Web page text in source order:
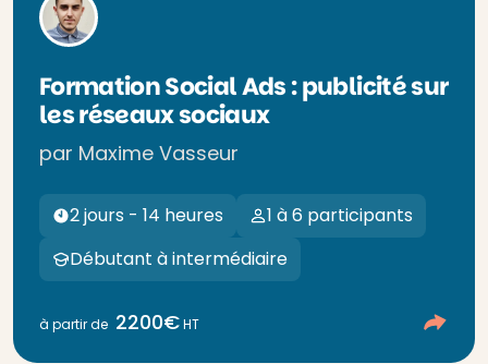
Formation Social Ads : publicité sur
les réseaux sociaux
par Maxime Vasseur
2 jours - 14 heures
1 à 6 participants
Débutant à intermédiaire
à partir de 2200€HT